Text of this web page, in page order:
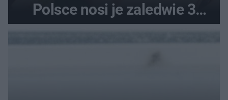
Polsce nosi je zaledwie 3